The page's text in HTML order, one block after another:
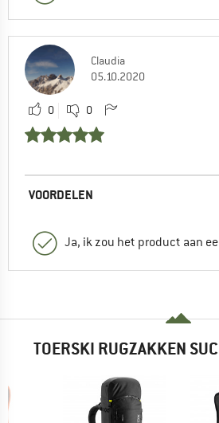
Claudia
05.10.2020
0 0
VOORDELEN
Ja, ik zou het product aan
TOERSKI RUGZAKKEN